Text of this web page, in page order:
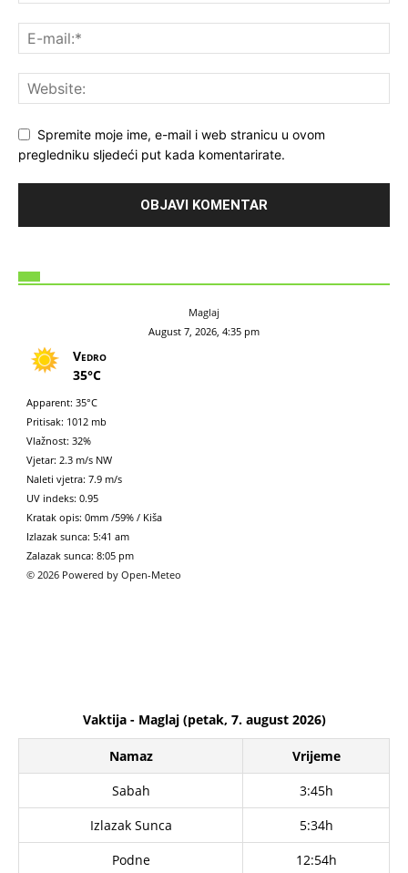
Spremite moje ime, e-mail i web stranicu u ovom
pregledniku sljedeći put kada komentarirate.
Maglaj
August 7, 2026, 4:35 pm
Vedro
35°C
Apparent: 35°C
Pritisak: 1012 mb
Vlažnost: 32%
Vjetar: 2.3 m/s NW
Naleti vjetra: 7.9 m/s
UV indeks: 0.95
Kratak opis: 0mm /59% / Kiša
Izlazak sunca: 5:41 am
Zalazak sunca: 8:05 pm
© 2026 Powered by Open-Meteo
Vaktija - Maglaj (petak, 7. august 2026)
Namaz
Vrijeme
Sabah
3:45h
Izlazak Sunca
5:34h
Podne
12:54h